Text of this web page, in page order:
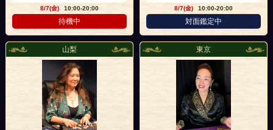
8/7(金)
10:00-20:00
待機中
8/7(金)
10:00-20:00
対面鑑定中
山梨 東京